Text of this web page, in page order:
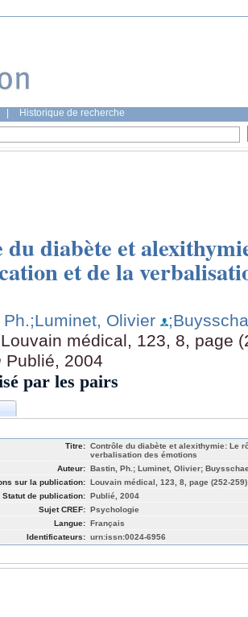
Historique de recherche
diabète et
et de la
;Luminet, Olivier
Louvain médical, 123, 8, page
Publié, 2004
par les pairs
Titre: Contrôle du diabète et alexithymie: Le
verbalisation des émotions
Auteur: Bastin, Ph.; Luminet, Olivier;
sur la publication: Louvain médical, 123, 8, page (252-259)
Statut de publication: Publié, 2004
Sujet CREF: Psychologie
Langue: Français
Identificateurs: urn:issn:0024-6956